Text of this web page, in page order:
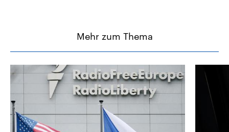
Mehr zum Thema